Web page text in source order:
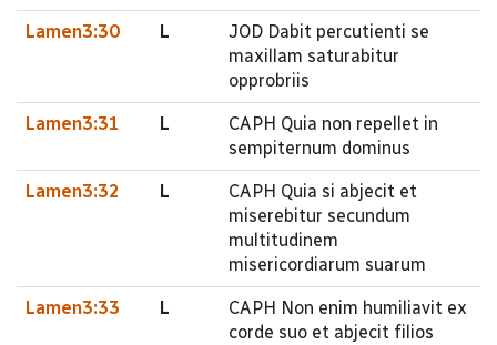
Lamen3:30 L
JOD Dabit percutienti se
maxillam saturabitur
opprobriis
Lamen3:31 L
CAPH Quia non repellet in
sempiternum dominus
Lamen3:32 L
CAPH Quia si abjecit et
miserebitur secundum
multitudinem
misericordiarum suarum
Lamen3:33 L
CAPH Non enim humiliavit ex
corde suo et abjecit filios